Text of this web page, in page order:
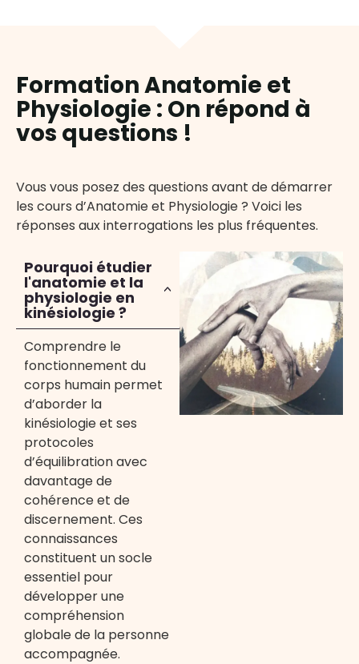
Formation Anatomie et
Physiologie : On répond à
vos questions !
Vous vous posez des questions avant de démarrer
les cours d’Anatomie et Physiologie ? Voici les
réponses aux interrogations les plus fréquentes.
Pourquoi étudier
l'anatomie et la
physiologie en
kinésiologie ?
Comprendre le
fonctionnement du
corps humain permet
d’aborder la
kinésiologie et ses
protocoles
d’équilibration avec
davantage de
cohérence et de
discernement. Ces
connaissances
constituent un socle
essentiel pour
développer une
compréhension
globale de la personne
accompagnée.